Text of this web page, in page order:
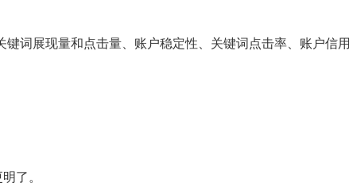
词展现量和点击量、账户稳定性、关键词点击率、账户信用
了。